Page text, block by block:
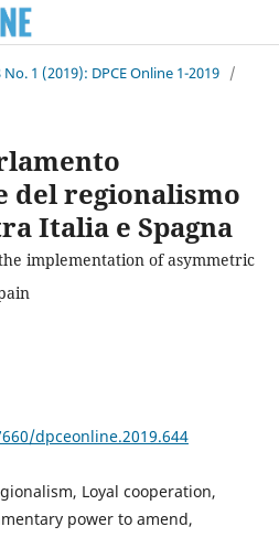
No. 1 (2019): DPCE Online 1-2019 /
del regionalismo
Italia e Spagna
implementation of asymmetric
dpceonline.2019.644
Loyal cooperation,
power to amend,